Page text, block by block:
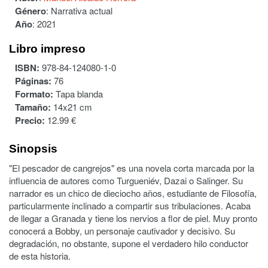
Género: Narrativa actual
Año: 2021
Libro impreso
ISBN: 978-84-124080-1-0
Páginas: 76
Formato: Tapa blanda
Tamaño: 14x21 cm
Precio: 12.99 €
Sinopsis
"El pescador de cangrejos" es una novela corta marcada por la
influencia de autores como Turgueniév, Dazai o Salinger. Su
narrador es un chico de dieciocho años, estudiante de Filosofía,
particularmente inclinado a compartir sus tribulaciones. Acaba
de llegar a Granada y tiene los nervios a flor de piel. Muy pronto
conocerá a Bobby, un personaje cautivador y decisivo. Su
degradación, no obstante, supone el verdadero hilo conductor
de esta historia.